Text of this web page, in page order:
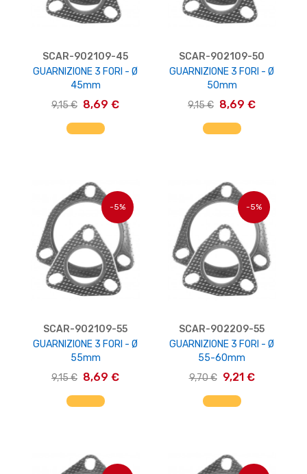
SCAR-902109-45
GUARNIZIONE 3 FORI - Ø
45mm
9,15 € 8,69 €
AGGIUNGI AL CARRELLO
SCAR-902109-50
GUARNIZIONE 3 FORI - Ø
50mm
9,15 € 8,69 €
AGGIUNGI AL CARRELLO
-5%
SCAR-902109-55
GUARNIZIONE 3 FORI - Ø
55mm
9,15 € 8,69 €
AGGIUNGI AL CARRELLO
-5%
SCAR-902209-55
GUARNIZIONE 3 FORI - Ø
55-60mm
9,70 € 9,21 €
AGGIUNGI AL CARRELLO